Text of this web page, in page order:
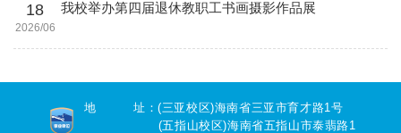
18
2026/06
我校举办第四届退休教职工书画摄影作品展
地 址：(三亚校区)海南省三亚市育才路1号
(五指山校区)海南省五指山市泰翡路1